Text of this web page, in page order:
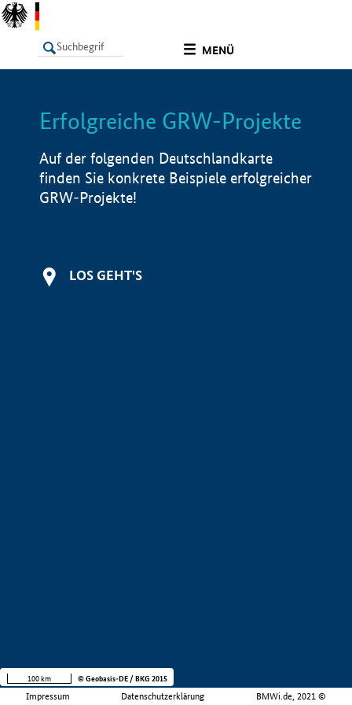
MENÜ
LISTE Info
Erfolgreiche GRW-Projekte
Auf der folgenden Deutschlandkarte
finden Sie konkrete Beispiele erfolgreicher
GRW-Projekte!
LOS GEHT'S
Impressum Datenschutzerklärung BMWi.de, 2021 ©
100 km © Geobasis-DE / BKG 2015